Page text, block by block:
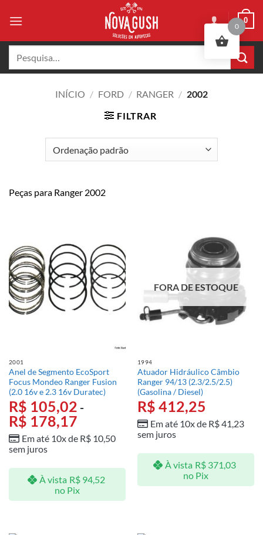
0
INÍCIO / FORD / RANGER / 2002
FILTRAR
Peças para Ranger 2002
2001
Anel de Segmento EcoSport
Focus Mondeo Ranger Fusion
(2.0 16v e 2.3 16v Duratec)
R$ 105,02 -
R$ 178,17
Em até 10x de R$10,50
sem juros
À vista R$94,52
no Pix
FORA DE ESTOQUE
1994
Atuador Hidráulico Câmbio
Ranger 94/13 (2.3/2.5/2.5)
(Gasolina / Diesel)
R$ 412,25
Em até 10x de R$41,23
sem juros
À vista R$ 371,03
no Pix
0